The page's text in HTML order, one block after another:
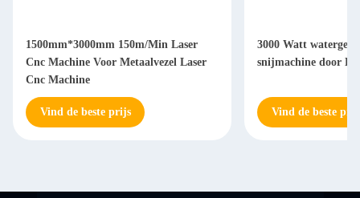
1500mm*3000mm 150m/Min Laser
Cnc Machine Voor Metaalvezel Laser
Cnc Machine
Vind de beste prijs
3000 Watt
snijmachine door
Vind de beste